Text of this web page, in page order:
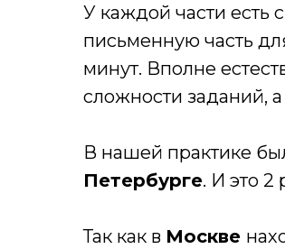
У каждой части есть
письменную часть
минут. Вполне
сложности заданий,
В нашей практике
Петербурге. И это 2
Так как в Москве